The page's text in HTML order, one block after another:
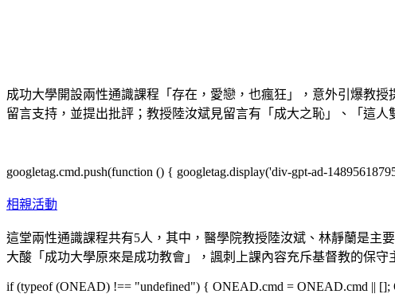
成功大學開設兩性通識課程「存在，愛戀，也瘋狂」，意外引爆教
留言支持，並提出批評；教授陸汝斌見留言有「成大之恥」、「這
googletag.cmd.push(function () { googletag.display('div-gpt-ad-
相親活動
這堂兩性通識課程共有5人，其中，醫學院教授陸汝斌、林靜蘭是主
大酸「成功大學原來是成功教會」，諷刺上課內容充斥基督教的保守
if (typeof (ONEAD) !== "undefined") { ONEAD.cmd = ONEAD.cmd ||